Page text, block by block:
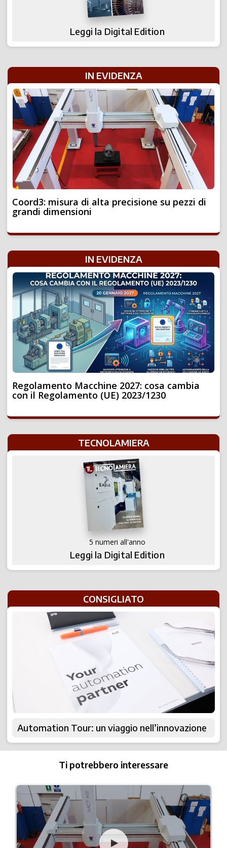
Leggi la Digital Edition
IN EVIDENZA
Coord3: misura di alta precisione su pezzi di
grandi dimensioni
IN EVIDENZA
Regolamento Macchine 2027: cosa cambia
con il Regolamento (UE) 2023/1230
TECNOLAMIERA
5 numeri all'anno
Leggi la Digital Edition
CONSIGLIATO
Automation Tour: un viaggio nell’innovazione
Ti potrebbero interessare